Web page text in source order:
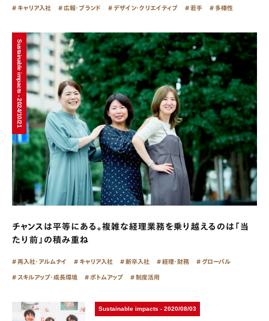
キャリア入社 広報・ブランド デザイン・クリエイティブ 若手 多様性
Sustainable impacts - 2024/10/21
チャンスは平等にある。複雑な経理業務を乗り越えるのは「当
たり前」の積み重ね
再入社・アルムナイ キャリア入社 新卒入社 経理・財務 グローバル
スキルアップ・成長環境 ボトムアップ 制度活用
Sustainable impacts - 2020/08/03